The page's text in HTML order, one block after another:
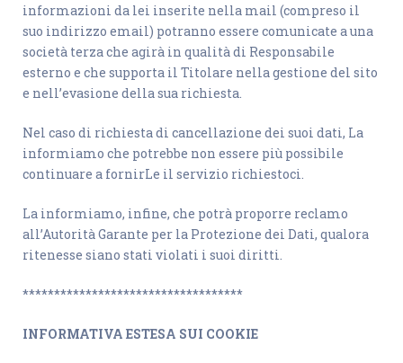
informazioni da lei inserite nella mail (compreso il
suo indirizzo email) potranno essere comunicate a una
società terza che agirà in qualità di Responsabile
esterno e che supporta il Titolare nella gestione del sito
e nell’evasione della sua richiesta.
Nel caso di richiesta di cancellazione dei suoi dati, La
informiamo che potrebbe non essere più possibile
continuare a fornirLe il servizio richiestoci.
La informiamo, infine, che potrà proporre reclamo
all’Autorità Garante per la Protezione dei Dati, qualora
ritenesse siano stati violati i suoi diritti.
***********************************
INFORMATIVA ESTESA SUI COOKIE